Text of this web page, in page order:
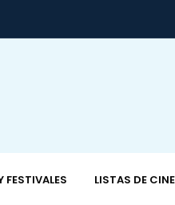
FESTIVALES LISTAS DE CINE